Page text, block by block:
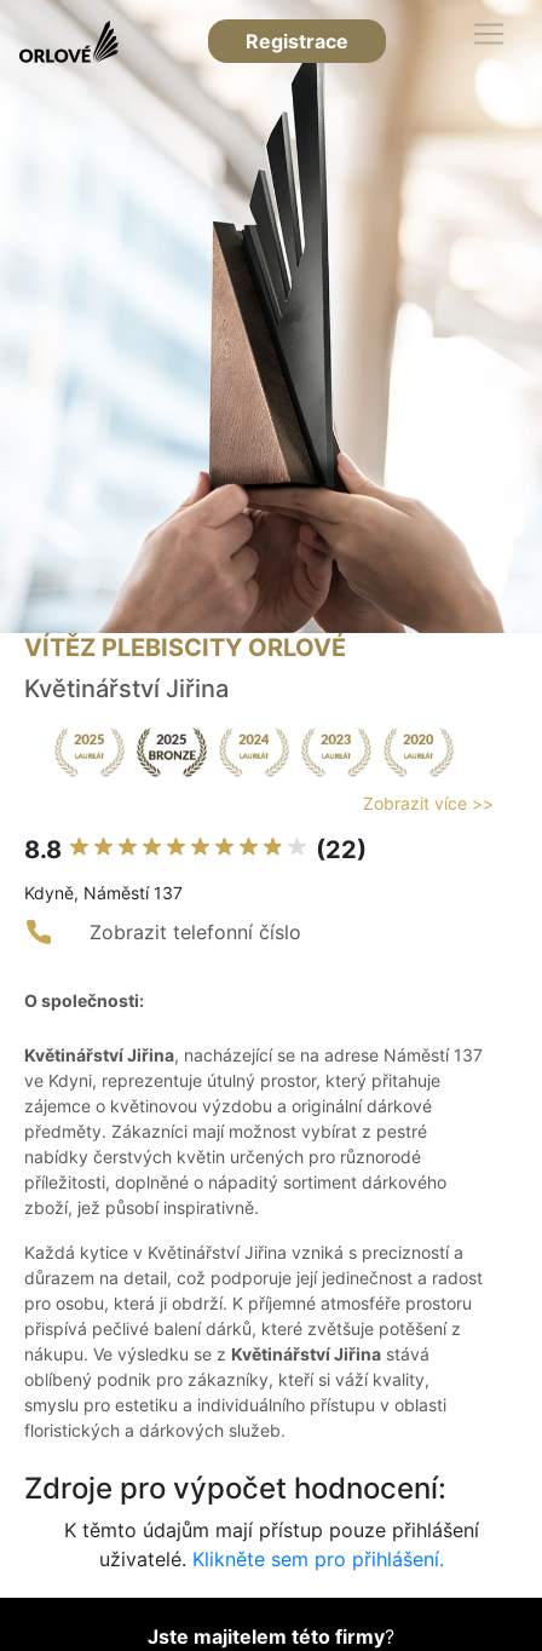
Registrace
VÍTĚZ PLEBISCITY ORLOVÉ
Květinářství Jiřina
Zobrazit více >>
8.8 (22)
Kdyně, Náměstí 137
Zobrazit telefonní číslo
O společnosti:
Květinářství Jiřina, nacházející se na adrese Náměstí 137
ve Kdyni, reprezentuje útulný prostor, který přitahuje
zájemce o květinovou výzdobu a originální dárkové
předměty. Zákazníci mají možnost vybírat z pestré
nabídky čerstvých květin určených pro různorodé
příležitosti, doplněné o nápaditý sortiment dárkového
zboží, jež působí inspirativně.
Každá kytice v Květinářství Jiřina vzniká s precizností a
důrazem na detail, což podporuje její jedinečnost a radost
pro osobu, která ji obdrží. K příjemné atmosféře prostoru
přispívá pečlivé balení dárků, které zvětšuje potěšení z
nákupu. Ve výsledku se z Květinářství Jiřina stává
oblíbený podnik pro zákazníky, kteří si váží kvality,
smyslu pro estetiku a individuálního přístupu v oblasti
floristických a dárkových služeb.
Zdroje pro výpočet hodnocení:
K těmto údajům mají přístup pouze přihlášení
uživatelé. Klikněte sem pro přihlášení.
Jste majitelem této firmy?